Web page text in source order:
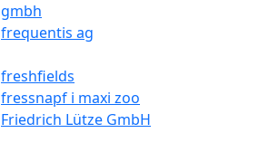
gmbh
frequentis ag
freshfields
fressnapf i maxi zoo
Friedrich Lütze GmbH